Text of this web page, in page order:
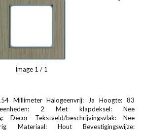
Image 1 / 1
Millimeter Halogeenvrij: Ja Hoogte: 83
2 Met klapdeksel: Nee
Decor Tekstveld/beschrijvingsvlak: Nee
Materiaal: Hout Bevestigingswijze: